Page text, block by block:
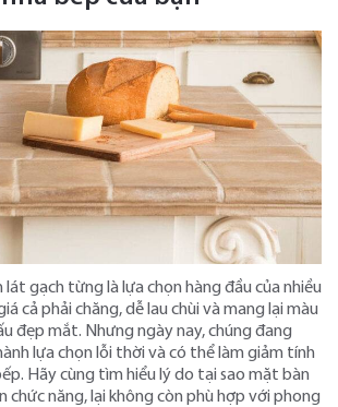
lát gạch từng là lựa chọn hàng đầu của nhiều
cả phải chăng, dễ lau chùi và mang lại màu
đẹp mắt. Nhưng ngày nay, chúng đang
lựa chọn lỗi thời và có thể làm giảm tính
Hãy cùng tìm hiểu lý do tại sao mặt bàn
chức năng, lại không còn phù hợp với phong